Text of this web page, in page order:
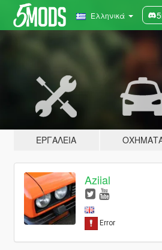
Ελληνικά
ΕΡΓΑΛΕΊΑ
Aziial